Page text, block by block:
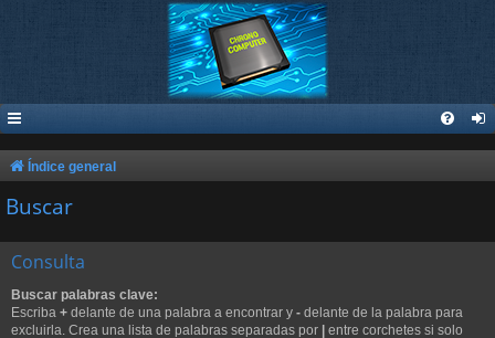
Índice general
Buscar
Consulta
Buscar palabras clave:
Escriba + delante de una palabra a encontrar y - delante de la palabra para
excluirla. Crea una lista de palabras separadas por | entre corchetes si solo